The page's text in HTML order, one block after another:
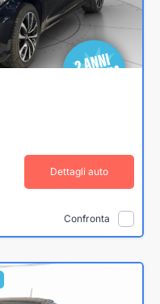
Dettagli auto
Confronta